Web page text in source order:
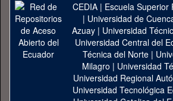
CEDIA| Escuela Superior
| Universidad de
Azuay| Universidad
Universidad Central del
Técnica del Norte |
Milagro | Universidad
Universidad Regional
Universidad Tecnológica